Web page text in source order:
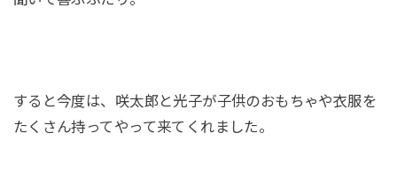
すると今度は、咲太郎と光子が子供のおもちゃや衣服を
たくさん持ってやって来てくれました。